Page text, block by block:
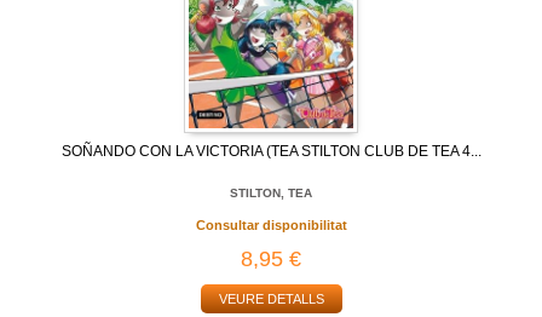
SOÑANDO CON LA VICTORIA (TEA STILTON CLUB DE TEA 4...
STILTON, TEA
Consultar disponibilitat
8,95 €
VEURE DETALLS